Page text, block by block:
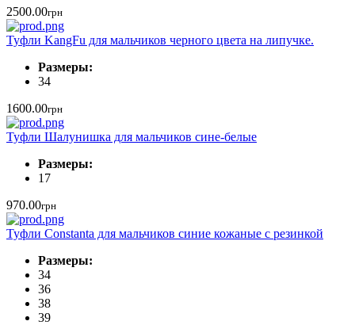
2500.00грн
Туфли KangFu для мальчиков черного цвета на липучке.
Размеры:
34
1600.00грн
Туфли Шалунишка для мальчиков сине-белые
Размеры:
17
970.00грн
Туфли Constanta для мальчиков синие кожаные с резинкой
Размеры:
34
36
38
39